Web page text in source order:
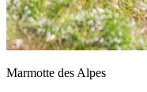
Marmotte des Alpes